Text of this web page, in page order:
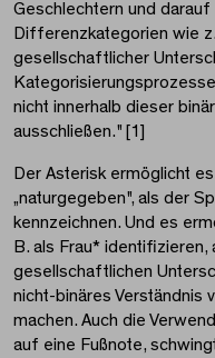
Geschlechtern und
Differenzkategorien wie
gesellschaftlicher
nicht innerhalb dieser
ausschließen." [1]
Der Asterisk ermöglicht
„naturgegeben", als der
kennzeichnen. Und es
B. als Frau*
gesellschaftlichen
nicht-binäres Verständnis
machen. Auch die
auf eine Fußnote,